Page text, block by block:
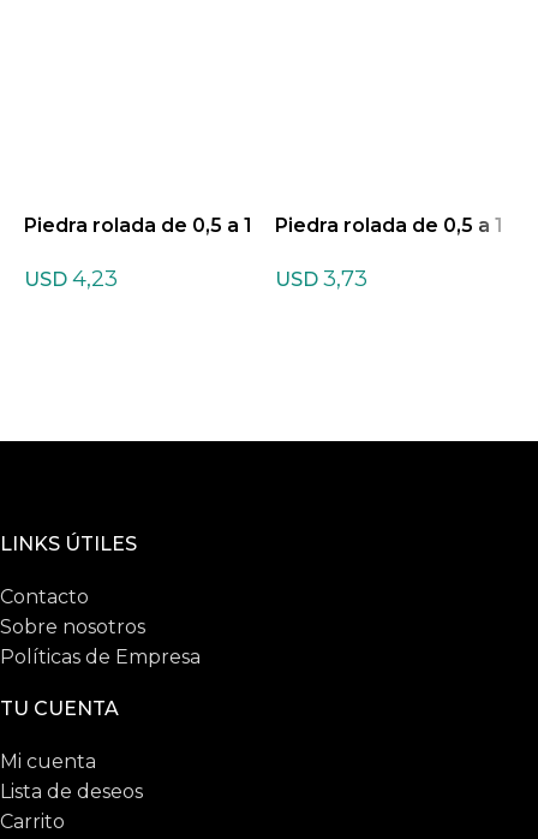
Piedra rolada de 0,5 a 1
ada Mixtas
USD 4,23
Piedra rolada de 0,5 a 1
n
USD 3,73
LINKS ÚTILES
Contacto
Sobre nosotros
Políticas de Empresa
TU CUENTA
Mi cuenta
Lista de deseos
Carrito